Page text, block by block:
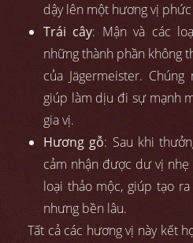
dậy lên một hương vị
Trái cây: Mận và các
những thành phần không
của Jägermeister.
giúp làm dịu đi sự mạnh
gia vị.
Hương gỗ: Sau khi
cảm nhận được dư vị nhẹ
loại thảo mộc, giúp tạo
nhưng bền lâu.
Tất cả các hương vị này kết